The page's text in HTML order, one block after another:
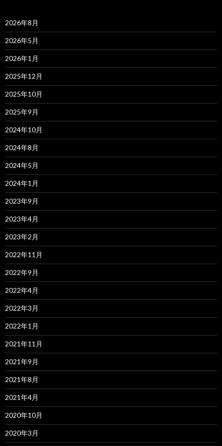
2026年8月
2026年5月
2026年1月
2025年12月
2025年10月
2025年9月
2024年10月
2024年8月
2024年5月
2024年1月
2023年9月
2023年4月
2023年2月
2022年11月
2022年9月
2022年4月
2022年3月
2022年1月
2021年11月
2021年9月
2021年8月
2021年4月
2020年10月
2020年3月